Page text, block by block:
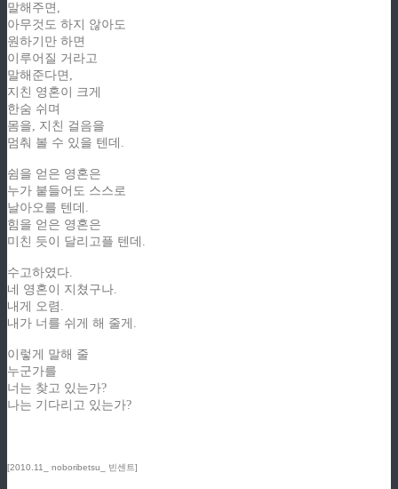
말해주면,
아무것도 하지 않아도
원하기만 하면
이루어질 거라고
말해준다면,
지친 영혼이 크게
한숨 쉬며
몸을, 지친 걸음을
멈춰 볼 수 있을 텐데.
쉼을 얻은 영혼은
누가 붙들어도 스스로
날아오를 텐데.
힘을 얻은 영혼은
미친 듯이 달리고플 텐데.
수고하였다.
네 영혼이 지쳤구나.
내게 오렴.
내가 너를 쉬게 해 줄게.
이렇게 말해 줄
누군가를
너는 찾고 있는가?
나는 기다리고 있는가?
[2010.11_ noboribetsu_ 빈센트]